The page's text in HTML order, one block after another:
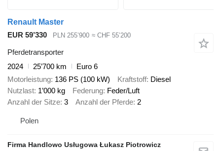
Renault Master
EUR 59’330
PLN 255’900 ≈ CHF 55’200
Pferdetransporter
2024
25’700 km
Euro 6
Motorleistung 136 PS (100 kW) Kraftstoff Diesel
Nutzlast 1’000 kg Federung Feder/Luft
Anzahl der Sitze 3 Anzahl der Pferde 2
Polen
Firma Handlowo Usługowa Łukasz Piotrowicz